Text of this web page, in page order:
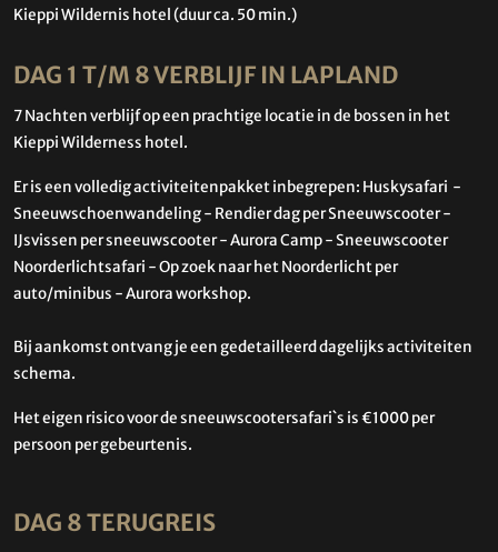
Kieppi Wildernis hotel (duur ca. 50 min.)
DAG 1 T/M 8 VERBLIJF IN LAPLAND
7 Nachten verblijf op een prachtige locatie in de bossen in het
Kieppi Wilderness hotel.
Er is een volledig activiteitenpakket inbegrepen: Huskysafari -
Sneeuwschoenwandeling - Rendier dag per Sneeuwscooter -
IJsvissen per sneeuwscooter - Aurora Camp - Sneeuwscooter
Noorderlichtsafari - Op zoek naar het Noorderlicht per
auto/minibus - Aurora workshop.
Bij aankomst ontvang je een gedetailleerd dagelijks activiteiten
schema.
Het eigen risico voor de sneeuwscootersafari`s is €1000 per
persoon per gebeurtenis.
DAG 8 TERUGREIS